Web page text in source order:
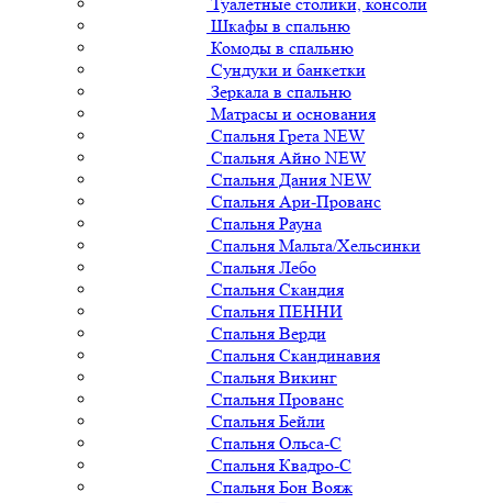
Шкафы в спальню
Комоды в спальню
Сундуки и банкетки
Зеркала в спальню
Матрасы и основания
Спальня Грета NEW
Спальня Айно NEW
Спальня Дания NEW
Спальня Ари-Прованс
Спальня Рауна
Спальня Мальта/Хельсинки
Спальня Лебо
Спальня Скандия
Спальня ПЕННИ
Спальня Верди
Спальня Скандинавия
Спальня Викинг
Спальня Прованс
Спальня Бейли
Спальня Ольса-С
Спальня Квадро-С
Спальня Бон Вояж